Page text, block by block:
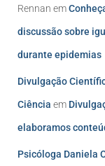
Rennan em
discussão sobre
durante epidemias
Divulgação
Ciência em
elaboramos
Psicóloga Daniela